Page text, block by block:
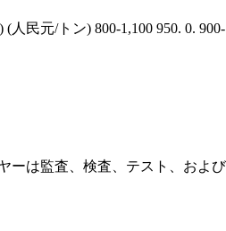
元/トン) 800-1,100 950. 0. 900-
は監査、検査、テスト、およ